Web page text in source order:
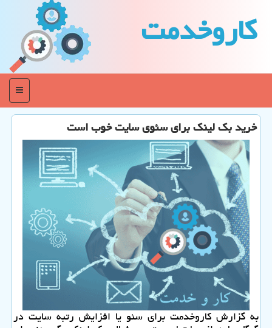
كاروخدمت
منو
خرید بك لینك برای سئوی سایت خوب است
به گزارش كاروخدمت برای سئو یا افزایش رتبه سایت در